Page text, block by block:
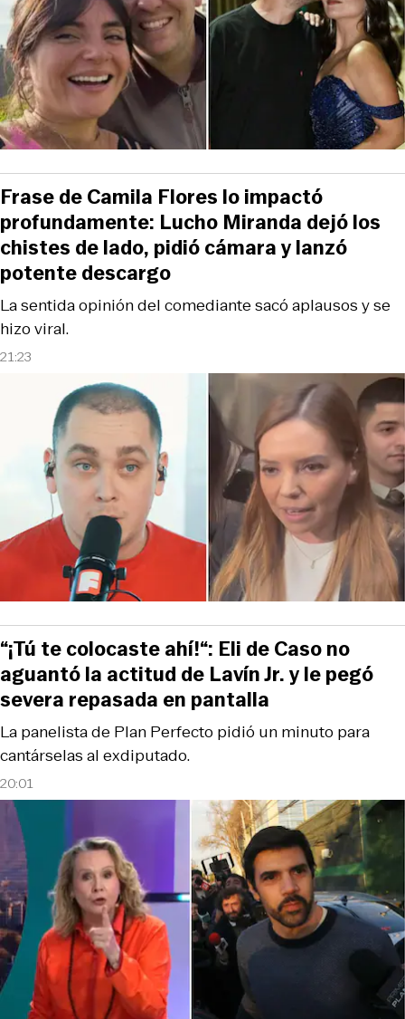
21:23
La sentida opinión del comediante sacó aplausos y se
hizo viral.
Frase de Camila Flores lo impactó
profundamente: Lucho Miranda dejó los
chistes de lado, pidió cámara y lanzó
potente descargo
20:01
La panelista de Plan Perfecto pidió un minuto para
cantárselas al exdiputado.
“¡Tú te colocaste ahí!“: Eli de Caso no
aguantó la actitud de Lavín Jr. y le pegó
severa repasada en pantalla